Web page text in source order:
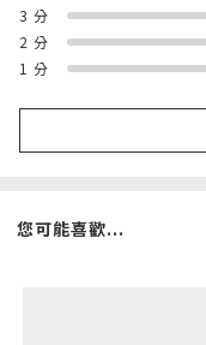
3 分
2 分
1 分
您可能喜歡...